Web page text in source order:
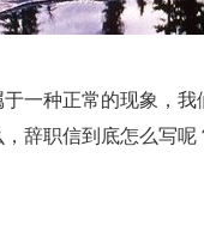
一种正常的现象，
辞职信到底怎么写